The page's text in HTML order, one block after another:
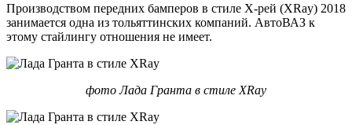
Производством передних бамперов в стиле Х-рей (XRay) 2018
занимается одна из тольяттинских компаний. АвтоВАЗ к
этому стайлингу отношения не имеет.
фото Лада Гранта в стиле XRay